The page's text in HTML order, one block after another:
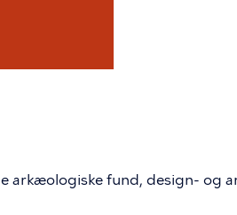
fund, design- og